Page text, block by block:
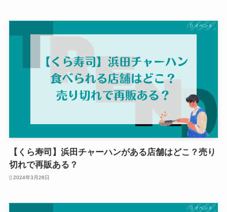
イベント
【くら寿司】浜田チャーハンがある店舗はどこ？売り
切れで再販ある？
2024年3月28日
イベント